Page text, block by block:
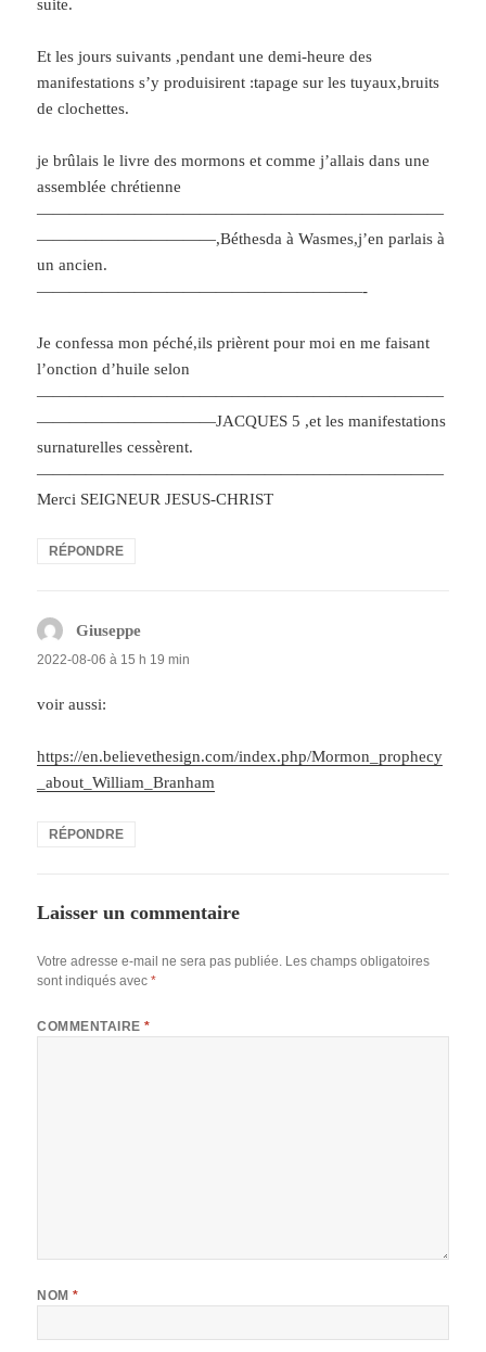
suite.
Et les jours suivants ,pendant une demi-heure des
manifestations s’y produisirent :tapage sur les tuyaux,bruits
de clochettes.
je brûlais le livre des mormons et comme j’allais dans une
assemblée chrétienne
—————————————————————————
———————————,Béthesda à Wasmes,j’en parlais à
un ancien.
————————————————————-
Je confessa mon péché,ils prièrent pour moi en me faisant
l’onction d’huile selon
—————————————————————————
———————————JACQUES 5 ,et les manifestations
surnaturelles cessèrent.
—————————————————————————
Merci SEIGNEUR JESUS-CHRIST
RÉPONDRE
Giuseppe
2022-08-06 à 15 h 19 min
voir aussi:
https://en.believethesign.com/index.php/Mormon_prophecy
_about_William_Branham
RÉPONDRE
Laisser un commentaire
Votre adresse e-mail ne sera pas publiée. Les champs obligatoires
sont indiqués avec*
COMMENTAIRE*
NOM*